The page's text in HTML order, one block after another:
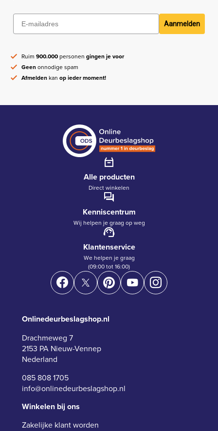
Aanmelden
Ruim900.000personengingen je voor
Geenonnodige spam
Afmeldenkanop ieder moment!
Alle producten
Direct winkelen
Kenniscentrum
Wij helpen je graag op weg
Klantenservice
We helpen je graag
(09:00 tot 16:00)
Onlinedeurbeslagshop.nl
Drachmeweg 7
2153 PA Nieuw-Vennep
Nederland
085 808 1705
info@onlinedeurbeslagshop.nl
Winkelen bij ons
Zakelijke klant worden